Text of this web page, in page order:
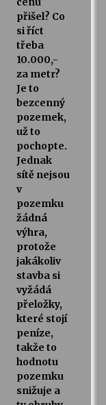
přišel? Co
si říct
třeba
10.000,-
za metr?
Je to
bezcenný
pozemek,
už to
pochopte.
Jednak
sítě nejsou
v
pozemku
žádná
výhra,
protože
jakákoliv
stavba si
vyžádá
přeložky,
které stojí
peníze,
takže to
hodnotu
pozemku
snižuje a